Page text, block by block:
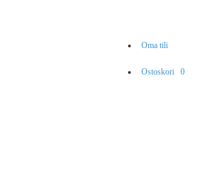
Oma tili
Ostoskori 0